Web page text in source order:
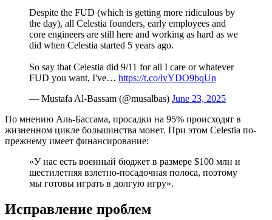
Despite the FUD (which is getting more ridiculous by
the day), all Celestia founders, early employees and
core engineers are still here and working as hard as we
did when Celestia started 5 years ago.
So say that Celestia did 9/11 for all I care or whatever
FUD you want, I've… https://t.co/lvYDO9bqUn
— Mustafa Al-Bassam (@musalbas) June 23, 2025
По мнению Аль-Бассама, просадки на 95% происходят в
жизненном цикле большинства монет. При этом Celestia по-
прежнему имеет финансирование:
«У нас есть военный бюджет в размере $100 млн и
шестилетняя взлетно-посадочная полоса, поэтому
мы готовы играть в долгую игру».
Исправление проблем